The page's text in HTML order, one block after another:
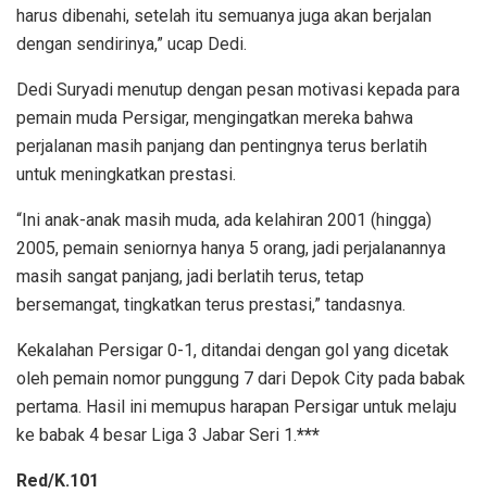
harus dibenahi, setelah itu semuanya juga akan berjalan
dengan sendirinya,” ucap Dedi.
Dedi Suryadi menutup dengan pesan motivasi kepada para
pemain muda Persigar, mengingatkan mereka bahwa
perjalanan masih panjang dan pentingnya terus berlatih
untuk meningkatkan prestasi.
“Ini anak-anak masih muda, ada kelahiran 2001 (hingga)
2005, pemain seniornya hanya 5 orang, jadi perjalanannya
masih sangat panjang, jadi berlatih terus, tetap
bersemangat, tingkatkan terus prestasi,” tandasnya.
Kekalahan Persigar 0-1, ditandai dengan gol yang dicetak
oleh pemain nomor punggung 7 dari Depok City pada babak
pertama. Hasil ini memupus harapan Persigar untuk melaju
ke babak 4 besar Liga 3 Jabar Seri 1.***
Red/K.101